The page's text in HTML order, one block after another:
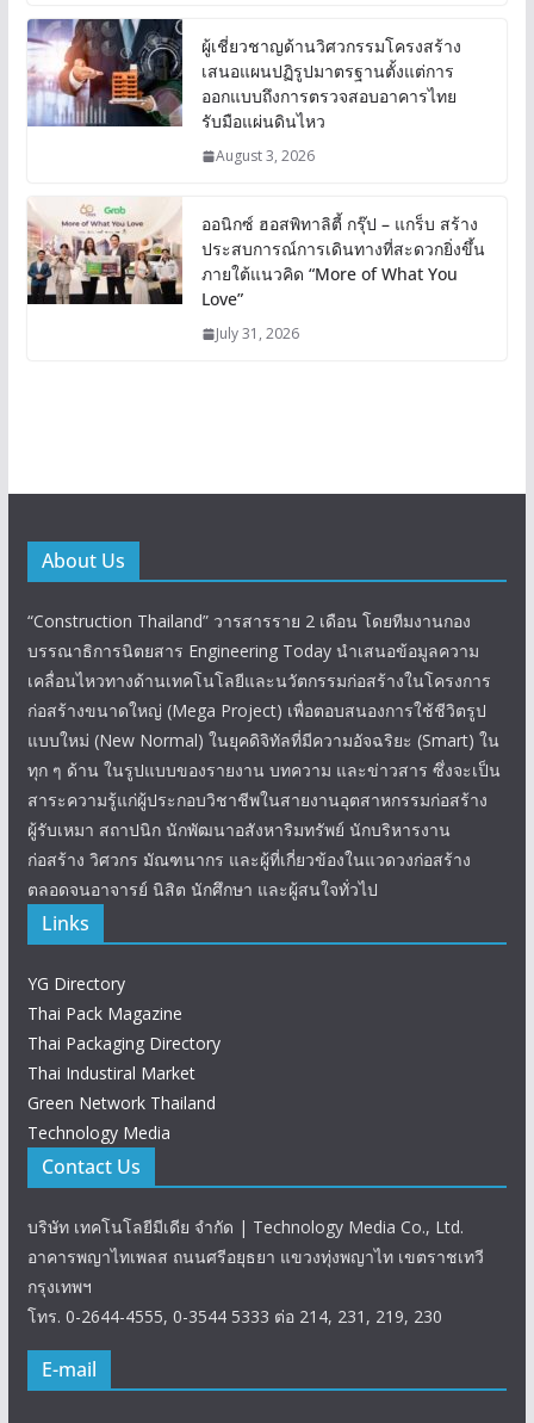
ผู้เชี่ยวชาญด้านวิศวกรรมโครงสร้าง
เสนอแผนปฏิรูปมาตรฐานตั้งแต่การ
ออกแบบถึงการตรวจสอบอาคารไทย
รับมือแผ่นดินไหว
August 3, 2026
ออนิกซ์ ฮอสพิทาลิตี้ กรุ๊ป – แกร็บ สร้าง
ประสบการณ์การเดินทางที่สะดวกยิ่งขึ้น
ภายใต้แนวคิด “More of What You
Love”
July 31, 2026
About Us
“Construction Thailand” วารสารราย 2 เดือน โดยทีมงานกอง
บรรณาธิการนิตยสาร Engineering Today นำเสนอข้อมูลความ
เคลื่อนไหวทางด้านเทคโนโลยีและนวัตกรรมก่อสร้างในโครงการ
ก่อสร้างขนาดใหญ่ (Mega Project) เพื่อตอบสนองการใช้ชีวิตรูป
แบบใหม่ (New Normal) ในยุคดิจิทัลที่มีความอัจฉริยะ (Smart) ใน
ทุก ๆ ด้าน ในรูปแบบของรายงาน บทความ และข่าวสาร ซึ่งจะเป็น
สาระความรู้แก่ผู้ประกอบวิชาชีพในสายงานอุตสาหกรรมก่อสร้าง
ผู้รับเหมา สถาปนิก นักพัฒนาอสังหาริมทรัพย์ นักบริหารงาน
ก่อสร้าง วิศวกร มัณฑนากร และผู้ที่เกี่ยวข้องในแวดวงก่อสร้าง
ตลอดจนอาจารย์ นิสิต นักศึกษา และผู้สนใจทั่วไป
Links
YG Directory
Thai Pack Magazine
Thai Packaging Directory
Thai Industiral Market
Green Network Thailand
Technology Media
Contact Us
บริษัท เทคโนโลยีมีเดีย จำกัด | Technology Media Co., Ltd.
อาคารพญาไทเพลส ถนนศรีอยุธยา แขวงทุ่งพญาไท เขตราชเทวี
กรุงเทพฯ
โทร. 0-2644-4555, 0-3544 5333 ต่อ 214, 231, 219, 230
E-mail